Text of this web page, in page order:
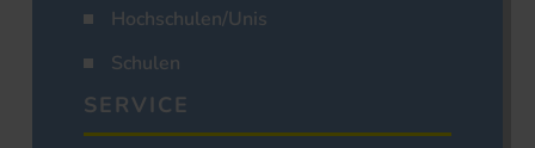
Hochschulen/Unis
Schulen
SERVICE